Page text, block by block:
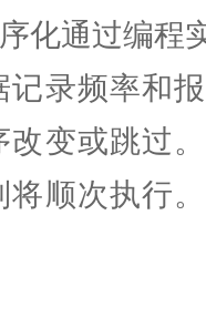
化通过编程
记录频率和
改变或跳过
将顺次执⾏